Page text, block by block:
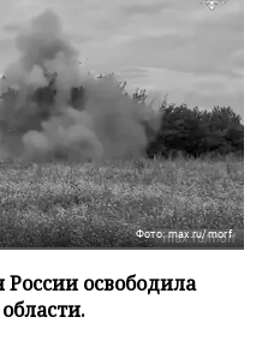
Фото: max.ru/morf
освободила